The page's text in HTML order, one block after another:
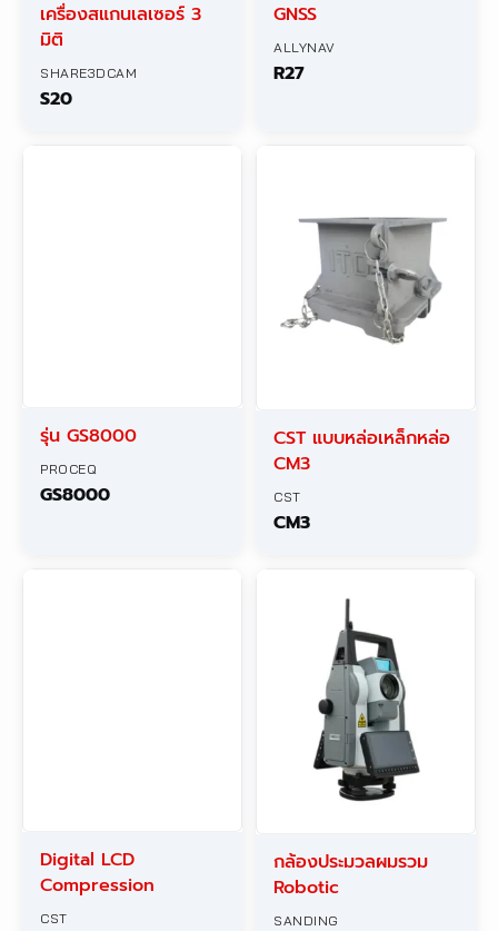
เครื่องสแกนเลเซอร์ 3
มิติ
SHARE3DCAM
S20
GNSS
ALLYNAV
R27
รุ่น GS8000
PROCEQ
GS8000
CST แบบหล่อเหล็กหล่อ
CM3
CST
CM3
Digital LCD
Compression
CST
กล้องประมวลผมรวม
Robotic
SANDING